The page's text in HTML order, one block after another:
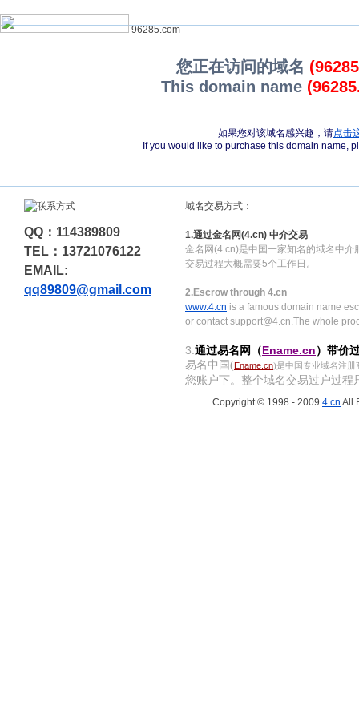
96285.com
您正在访问的域名
This domain name
如果您对该域名感兴趣，请点击
If you would like to purchase this domain name,
QQ：114389809
TEL：13721076122
EMAIL:
qq89809@gmail.com
域名交易方式：
1.通过金名网(4.cn) 中介交易
金名网(4.cn)是中国一家知名的域名中介
交易过程大概需要5个工作日。
2.Escrow through 4.cn
www.4.cn is a famous domain name
or contact support@4.cn.The whole
3. 通过易名网（Ename.cn）带价
易名中国(Ename.cn)是中国专业域名注册
您账户下。 整个域名交易过户过程
Copyright © 1998 - 2009 4.cn All